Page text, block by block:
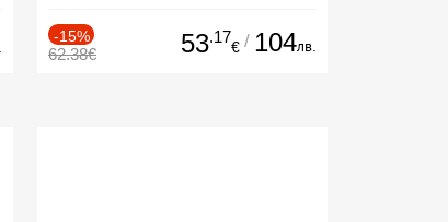
-15%
62.38€ 53.17
€ / 104лв.